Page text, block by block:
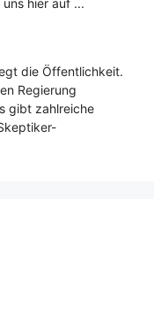
hier auf ...
die Öffentlichkeit.
Regierung
gibt zahlreiche